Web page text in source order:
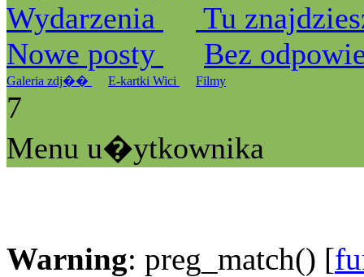
Wydarzenia
Tu
Nowe posty
Bez
Galeria zdj�� E-kartki Wici Filmy
7
Menu u�ytkownika
Warning: preg_match() [